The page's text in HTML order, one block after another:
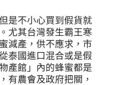
是不小心買到假貨就
尤其台灣發生霸王寒
減產，供不應求，市
泰國進口混合或是假
產館」內的蜂蜜都是
有農會及政府把關，